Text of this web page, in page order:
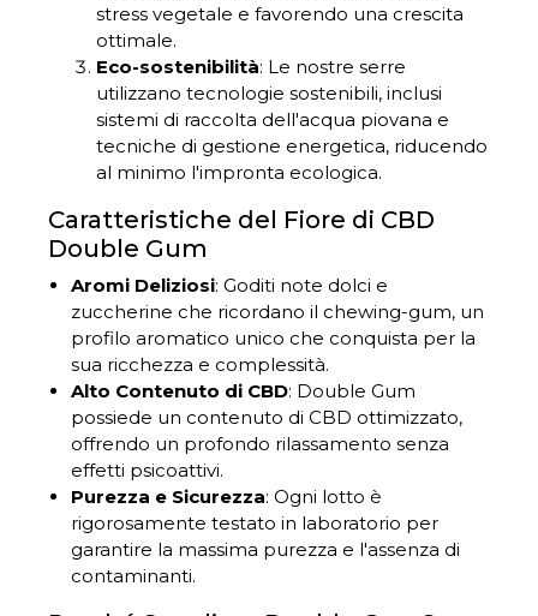
stress vegetale e favorendo una crescita
ottimale.
Eco-sostenibilità: Le nostre serre
utilizzano tecnologie sostenibili, inclusi
sistemi di raccolta dell'acqua piovana e
tecniche di gestione energetica, riducendo
al minimo l'impronta ecologica.
Caratteristiche del Fiore di CBD
Double Gum
Aromi Deliziosi: Goditi note dolci e
zuccherine che ricordano il chewing-gum, un
profilo aromatico unico che conquista per la
sua ricchezza e complessità.
Alto Contenuto di CBD: Double Gum
possiede un contenuto di CBD ottimizzato,
offrendo un profondo rilassamento senza
effetti psicoattivi.
Purezza e Sicurezza: Ogni lotto è
rigorosamente testato in laboratorio per
garantire la massima purezza e l'assenza di
contaminanti.